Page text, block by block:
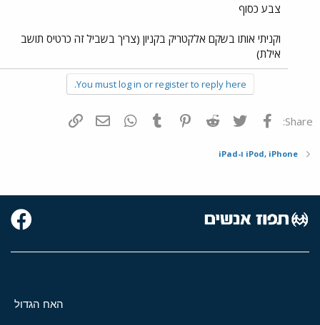
צבע כסוף
וקניתי אותו בשקם אלקטריק בקניון (צריך בשביל זה כרטיס תושב
אילת)
You must log in or register to reply here.
Share: פייסבוק Twitter
Reddit
Pinterest
Tumblr
WhatsAppדואר אלקטרוני
iPod, iPhone ו-iPad
האח הגדול